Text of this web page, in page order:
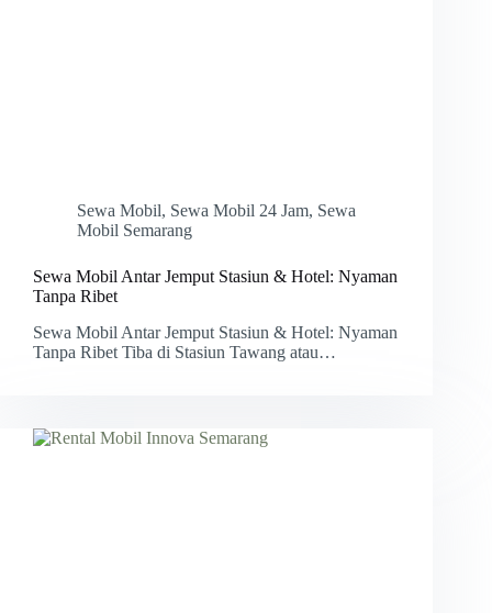
Sewa Mobil, Sewa Mobil 24 Jam, Sewa
Mobil Semarang
Sewa Mobil Antar Jemput Stasiun & Hotel: Nyaman
Tanpa Ribet
Sewa Mobil Antar Jemput Stasiun & Hotel: Nyaman
Tanpa Ribet Tiba di Stasiun Tawang atau…